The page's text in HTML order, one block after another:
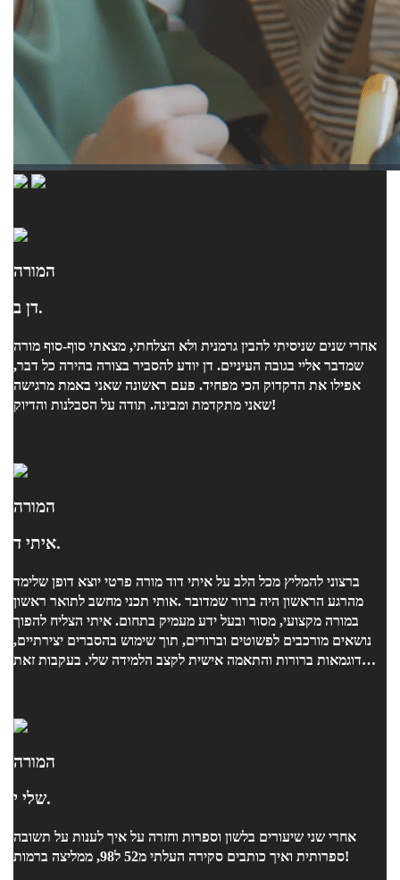
המורה
דן ב.
אחרי שנים שניסיתי להבין גרמנית ולא הצלחתי, מצאתי סוף-סוף מורה
שמדבר אליי בגובה העיניים. דן יודע להסביר בצורה בהירה כל דבר,
אפילו את הדקדוק הכי מפחיד. פעם ראשונה שאני באמת מרגישה
שאני מתקדמת ומבינה. תודה על הסבלנות והדיוק!
המורה
איתי ד.
אותי תכני מחשב לתואר ראשון. ‎מהרגע הראשון היה ברור שמדובר
במורה מקצועי, מסור ובעל ידע מעמיק בתחום. איתי הצליח להפוך
נושאים מורכבים לפשוטים וברורים, תוך שימוש בהסברים יצירתיים,
דוגמאות ברורות והתאמה אישית לקצב הלמידה שלי. בעקבות זאת
המורה
שלי י.
אחרי שני שיעורים בלשון וספרות וחזרה על איך לענות על תשובה
ספרותית ואיך כותבים סקירה העלתי מ52 ל98, ממליצה ברמות!